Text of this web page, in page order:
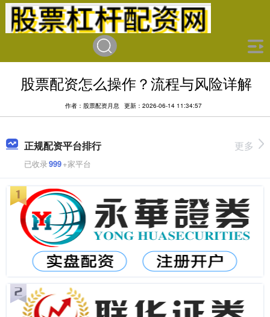
股票配资怎么操作？流程与风险详解
作者：股票配资月息 更新：2026-06-14 11:34:57
正规配资平台排行
已收录999+家平台
更多